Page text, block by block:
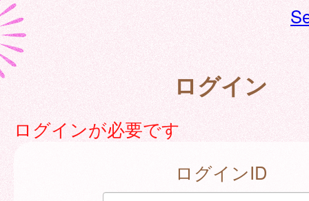
ログイン
ログインが必要です
ログインID